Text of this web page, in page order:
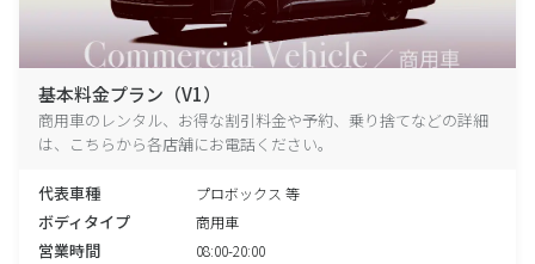
基本料金プラン（V1）
商用車のレンタル、お得な割引料金や予約、乗り捨てなどの詳細
は、こちらから各店舗にお電話ください。
代表車種 プロボックス 等
ボディタイプ 商用車
営業時間 08:00-20:00